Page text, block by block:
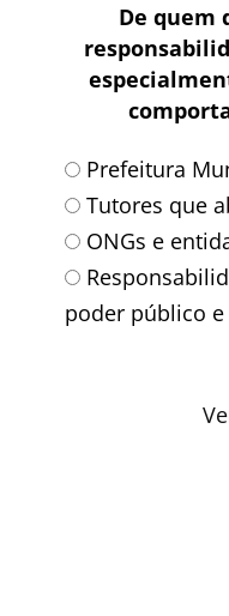
De quem
Prefeitura
Tutores que
ONGs e
poder público